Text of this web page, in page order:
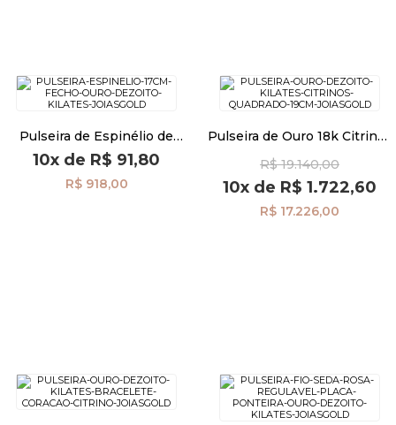
Pulseira de Espinélio de
17cm com Fecho de Ouro 18k
pu08637
10x de R$ 91,80
R$ 918,00
Pulseira de Ouro 18k Citrinos
pu07853
R$ 19.140,00
10x de R$ 1.722,60
R$ 17.226,00